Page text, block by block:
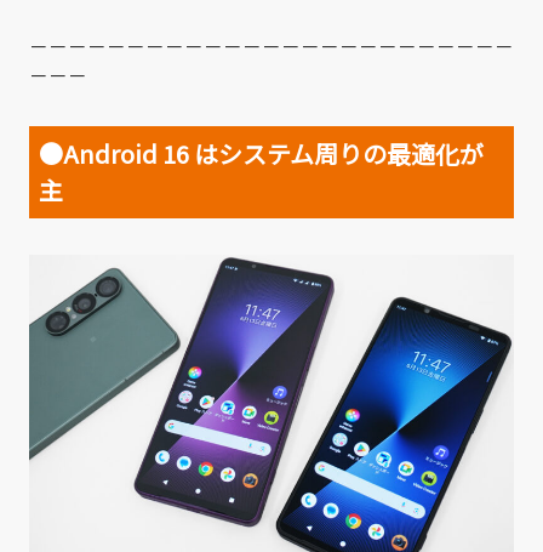
－－－－－－－－－－－－－－－－－－－－－－－－－
－－－
●Android 16 はシステム周りの最適化が
主